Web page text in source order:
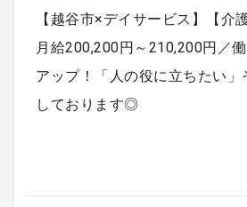
【越谷市×デイサービス】【介
月給200,200円～210,200円／
アップ！「人の役に立ちたい」
しております◎